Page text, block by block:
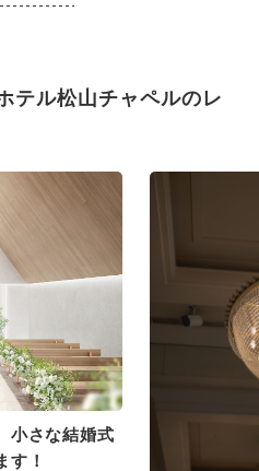
テル松山チャペルのレ
小さな結婚式
す！